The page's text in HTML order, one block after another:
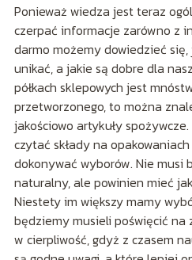
Ponieważ wiedza jest teraz
czerpać informacje zarówno z
darmo możemy dowiedzieć
unikać, a jakie są dobre dla
półkach sklepowych jest
przetworzonego, to można
jakościowo artykuły
czytać składy na
dokonywać wyborów. Nie musi
naturalny, ale powinien mieć
Niestety im większy mamy
będziemy musieli poświęcić na
w cierpliwość, gdyż z czasem